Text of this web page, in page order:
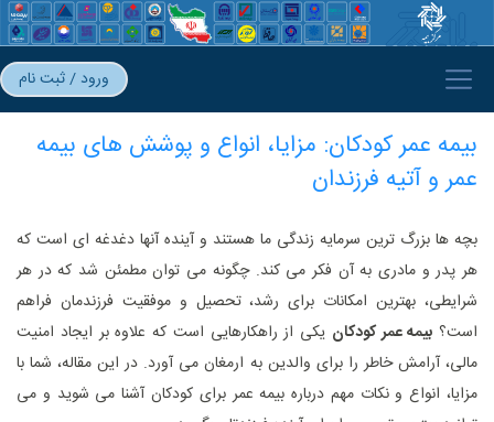
ورود / ثبت نام
بیمه عمر کودکان: مزایا، انواع و پوشش های بیمه
عمر و آتیه فرزندان
بچه‌ ها بزرگ ‌ترین سرمایه زندگی ما هستند و آینده آنها دغدغه‌ ای است که
هر پدر و مادری به آن فکر می ‌کند. چگونه می ‌توان مطمئن شد که در هر
شرایطی، بهترین امکانات برای رشد، تحصیل و موفقیت فرزندمان فراهم
است؟ بیمه عمر کودکان یکی از راهکارهایی است که علاوه بر ایجاد امنیت
مالی، آرامش خاطر را برای والدین به ارمغان می‌ آورد. در این مقاله، شما با
مزایا، انواع و نکات مهم درباره بیمه عمر برای کودکان آشنا می ‌شوید و می